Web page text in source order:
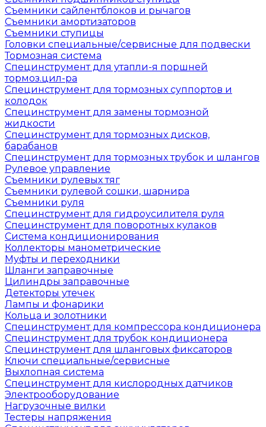
Съемники сайлентблоков и рычагов
Съемники амортизаторов
Съемники ступицы
Головки специальные/сервисные для подвески
Тормозная система
Специнструмент для утапли-я поршней
тормоз.цил-ра
Специнструмент для тормозных суппортов и
колодок
Специнструмент для замены тормозной
жидкости
Специнструмент для тормозных дисков,
барабанов
Специнструмент для тормозных трубок и шлангов
Рулевое управление
Съемники рулевых тяг
Съемники рулевой сошки, шарнира
Съемники руля
Специнструмент для гидроусилителя руля
Специнструмент для поворотных кулаков
Система кондиционирования
Коллекторы манометрические
Муфты и переходники
Шланги заправочные
Цилиндры заправочные
Детекторы утечек
Лампы и фонарики
Кольца и золотники
Специнструмент для компрессора кондиционера
Специнструмент для трубок кондиционера
Специнструмент для шланговых фиксаторов
Ключи специальные/сервисные
Выхлопная система
Специнструмент для кислородных датчиков
Электрооборудование
Нагрузочные вилки
Тестеры напряжения